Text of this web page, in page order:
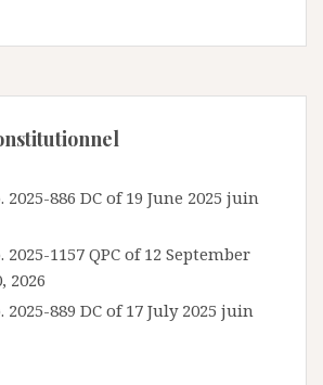
886 DC of 19 June 2025 juin
1157 QPC of 12 September
2026
889 DC of 17 July 2025 juin